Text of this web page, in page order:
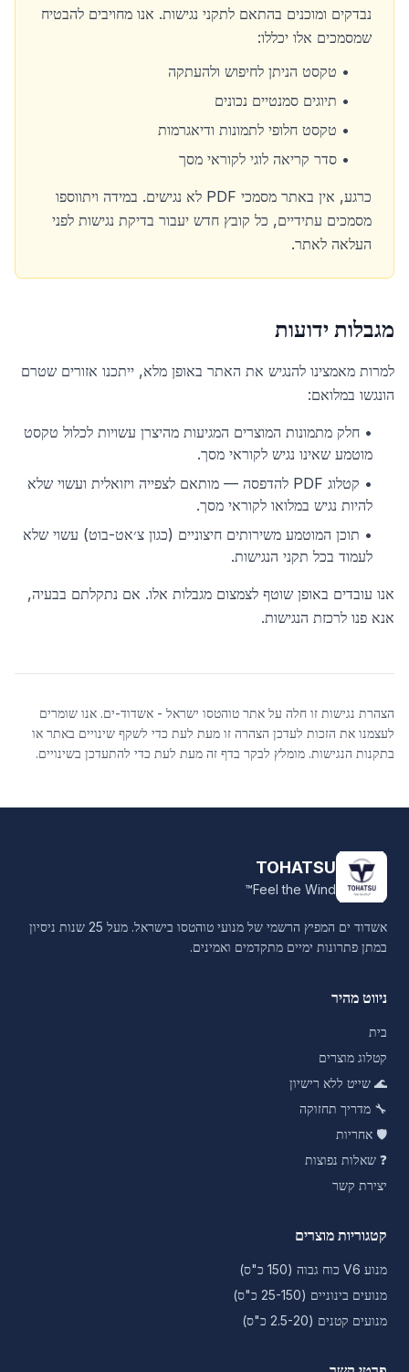
נבדקים ומוכנים בהתאם לתקני נגישות. אנו מחויבים להבטיח
שמסמכים אלו יכללו:
• טקסט הניתן לחיפוש ולהעתקה
• תיוגים סמנטיים נכונים
• טקסט חלופי לתמונות ודיאגרמות
• סדר קריאה לוגי לקוראי מסך
כרגע, אין באתר מסמכי PDF לא נגישים. במידה ויתווספו
מסמכים עתידיים, כל קובץ חדש יעבור בדיקת נגישות לפני
העלאה לאתר.
מגבלות ידועות
למרות מאמצינו להנגיש את האתר באופן מלא, ייתכנו אזורים שטרם
הונגשו במלואם:
• חלק מתמונות המוצרים המגיעות מהיצרן עשויות לכלול טקסט
מוטמע שאינו נגיש לקוראי מסך.
•
קטלוג PDF להדפסה — מותאם לצפייה ויזואלית ועשוי שלא
להיות נגיש במלואו לקוראי מסך.
• תוכן המוטמע משירותים חיצוניים (כגון צ׳אט-בוט) עשוי שלא
לעמוד בכל תקני הנגישות.
אנו עובדים באופן שוטף לצמצום מגבלות אלו. אם נתקלתם בבעיה,
אנא פנו לרכזת הנגישות.
הצהרת נגישות זו חלה על אתר טוהטסו ישראל - אשדוד-ים. אנו שומרים
לעצמנו את הזכות לעדכן הצהרה זו מעת לעת כדי לשקף שינויים באתר או
בתקנות הנגישות. מומלץ לבקר בדף זה מעת לעת כדי להתעדכן בשינויים.
TOHATSU
Feel the Wind™
אשדוד ים המפיץ הרשמי של מנועי טוהטסו בישראל. מעל 25 שנות ניסיון
במתן פתרונות ימיים מתקדמים ואמינים.
ניווט מהיר
בית
קטלוג מוצרים
🌊 שייט ללא רישיון
🔧 מדריך תחזוקה
🛡️ אחריות
❓ שאלות נפוצות
יצירת קשר
קטגוריות מוצרים
מנוע V6 כוח גבוה (150 כ"ס)
מנועים בינוניים (25-150 כ"ס)
מנועים קטנים (2.5-20 כ"ס)